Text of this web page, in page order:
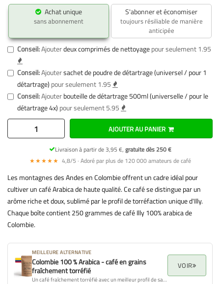
Achat unique
sans abonnement
S'abonner et économiser
toujours résiliable de manière
anticipée
Conseil:Ajouterdeux comprimés de nettoyagepour seulement 1.95
Conseil:Ajoutersachet de poudre de détartrage (universel / pour 1
détartrage) pour seulement 1.95
Conseil:Ajouterbouteille de détartrage 500ml (universelle / pour le
détartrage 4x) pour seulement 5.95
AJOUTER AU PANIER
Livraison à partir de 3,95 €, gratuite dès 250 €
★★★★★ 4,8/5 · Adoré par plus de 120 000 amateurs de café
Les montagnes des Andes en Colombie offrent un cadre idéal pour
cultiver un café Arabica de haute qualité. Ce café se distingue par un
arôme riche et doux, sublimé par le profil de torréfaction unique d'Illy.
Chaque boîte contient 250 grammes de café Illy 100% arabica de
Colombie.
MEILLEURE ALTERNATIVE
Colombie 100 % Arabica - café en grains
fraîchement torréfié
Un café fraîchement torréfié avec un meilleur profil de saveur, arôme et qualité globale.
VOIR